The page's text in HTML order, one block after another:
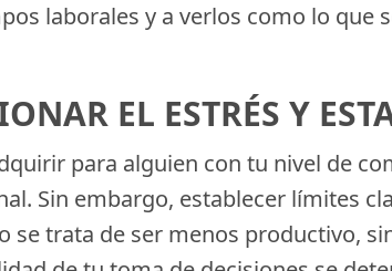
laborales y a verlos como lo que
EL ESTRÉS Y
para alguien con tu nivel de
Sin embargo, establecer límites
trata de ser menos productivo,